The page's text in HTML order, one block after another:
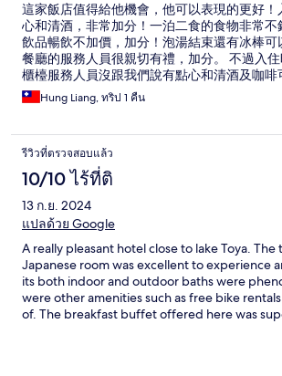
這家飯店值得給他機會，他可以表現的更好
心和清酒，非常加分！一泊二食的食物非常
飲品暢飲不加價，加分！泡湯結束還有冰棒可
餐廳的服務人員很親切有禮，加分。 不過入住
櫃檯服務人員沒跟我們說有點心和清酒及咖
天才知道，也沒機會享用了！另外，房間冷氣
年有大概300天以上不太需要冷氣，所以問題
Hung Liang, ทริป 1 คืน
รีวิวที่ตรวจสอบแล้ว
10/10 ไร้ที่ติ
13 ก.ย. 2024
แปลด้วย Google
A really pleasant hotel close to lake Toya. The
Japanese room was excellent to experience
its both indoor and outdoor baths were
were other amenities such as free bike
of. The breakfast buffet offered here was